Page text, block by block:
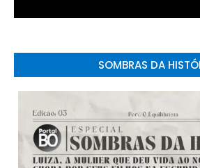
SOMBRAS DA